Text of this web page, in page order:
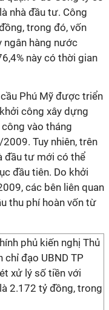
nhà đầu tư. Công
trong đó, vốn
ngân hàng nước
này có thời gian
Phú Mỹ được triển
công xây dựng
vào tháng
Tuy nhiên, trên
đầu tư mới có thể
đầu tiên. Do khởi
các bên liên quan
thu phí hoàn vốn từ
phủ kiến nghị Thủ
chỉ đạo UBND TP
xử lý số tiền với
2.172 tỷ đồng, trong